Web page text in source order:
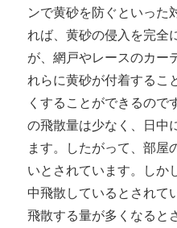
ンで黄砂を防ぐといった
れば、黄砂の侵入を完全
が、網戸やレースのカー
れらに黄砂が付着するこ
くすることができるので
の飛散量は少なく、日中
ます。したがって、部屋
いとされています。しか
中飛散しているとされて
飛散する量が多くなると